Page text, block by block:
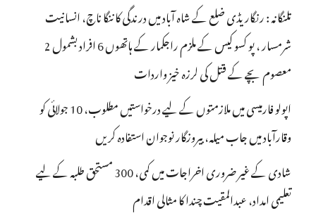
تلنگانہ : رنگاریڈی ضلع کے شاہ آباد میں درندگی کا ننگا ناچ، انسانیت
شرمسار ، پو کسو کیس کے ملزم راجکمار کے ہاتھوں 6 افراد بشمول 2
معصوم بچے کے قتل کی لرزہ خیز واردات
اپولو فارمیسی میں ملازمتوں کے لیے درخواستیں مطلوب، 10 جولائی کو
وقارآباد میں جاب میلہ، بیروزگار نوجوان استفادہ کریں
شادی کے غیر ضروری اخراجات میں کمی، 300 مستحق طلبہ کے لیے
تعلیمی امداد، عبدالمقیت چندا کا مثالی اقدام